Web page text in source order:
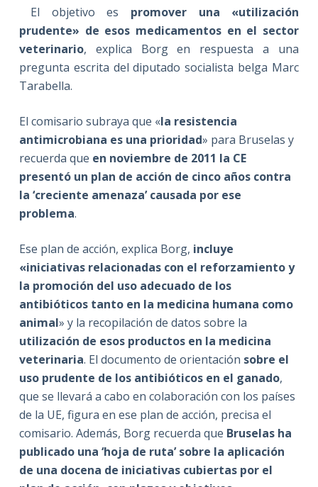
El objetivo es promover una «utilización
prudente» de esos medicamentos en el sector
veterinario, explica Borg en respuesta a una
pregunta escrita del diputado socialista belga Marc
Tarabella.
El comisario subraya que «la resistencia
antimicrobiana es una prioridad» para Bruselas y
recuerda que en noviembre de 2011 la CE
presentó un plan de acción de cinco años contra
la ‘creciente amenaza’ causada por ese
problema.
Ese plan de acción, explica Borg, incluye
«iniciativas relacionadas con el reforzamiento y
la promoción del uso adecuado de los
antibióticos tanto en la medicina humana como
animal» y la recopilación de datos sobre la
utilización de esos productos en la medicina
veterinaria. El documento de orientación sobre el
uso prudente de los antibióticos en el ganado,
que se llevará a cabo en colaboración con los países
de la UE, figura en ese plan de acción, precisa el
comisario. Además, Borg recuerda que Bruselas ha
publicado una ‘hoja de ruta’ sobre la aplicación
de una docena de iniciativas cubiertas por el